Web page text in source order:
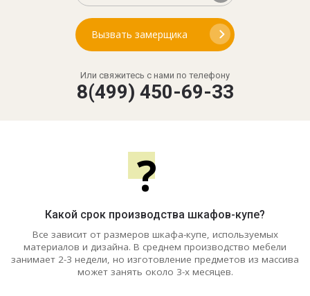
Вызвать замерщика
Или свяжитесь с нами по телефону
8(499) 450-69-33
?
Какой срок производства шкафов-купе?
Все зависит от размеров шкафа-купе, используемых
материалов и дизайна. В среднем производство мебели
занимает 2-3 недели, но изготовление предметов из массива
может занять около 3-х месяцев.